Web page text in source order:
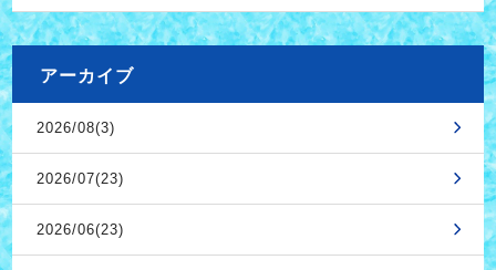
アーカイブ
2026/08(3)
2026/07(23)
2026/06(23)